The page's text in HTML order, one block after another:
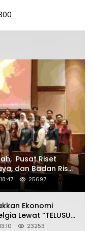
Pusat Riset
dan Badan Riset
) Sukses
on Spice
25697
Ekonomi
Lewat “TELUSUR
23253